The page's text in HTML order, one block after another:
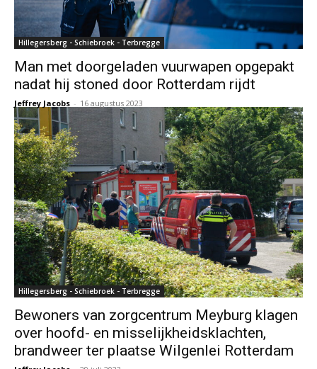
Hillegersberg - Schiebroek - Terbregge
Man met doorgeladen vuurwapen opgepakt
nadat hij stoned door Rotterdam rijdt
Jeffrey Jacobs - 16 augustus 2023
Hillegersberg - Schiebroek - Terbregge
Bewoners van zorgcentrum Meyburg klagen
over hoofd- en misselijkheidsklachten,
brandweer ter plaatse Wilgenlei Rotterdam